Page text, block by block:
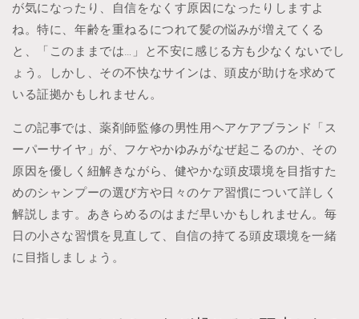
が気になったり、自信をなくす原因になったりしますよ
ね。特に、年齢を重ねるにつれて髪の悩みが増えてくる
と、「このままでは…」と不安に感じる方も少なくないでし
ょう。しかし、その不快なサインは、頭皮が助けを求めて
いる証拠かもしれません。
この記事では、薬剤師監修の男性用ヘアケアブランド「ス
ーパーサイヤ」が、フケやかゆみがなぜ起こるのか、その
原因を優しく紐解きながら、健やかな頭皮環境を目指すた
めのシャンプーの選び方や日々のケア習慣について詳しく
解説します。あきらめるのはまだ早いかもしれません。毎
日の小さな習慣を見直して、自信の持てる頭皮環境を一緒
に目指しましょう。